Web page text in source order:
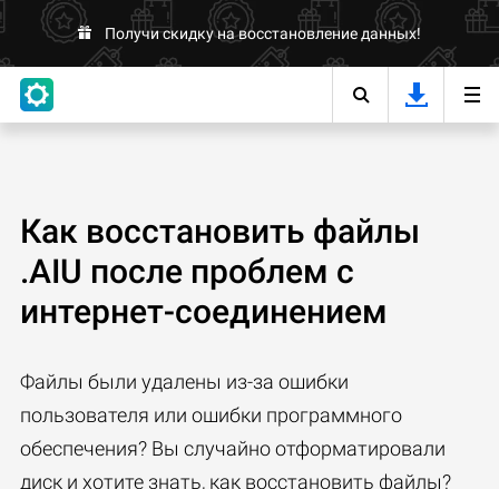
Получи скидку на восстановление данных!
Как восстановить файлы
.AIU после проблем с
интернет-соединением
Файлы были удалены из-за ошибки
пользователя или ошибки программного
обеспечения? Вы случайно отформатировали
диск и хотите знать, как восстановить файлы?